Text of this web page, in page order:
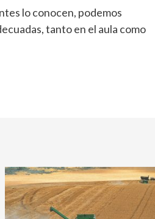
lo conocen, podemos
tanto en el aula como